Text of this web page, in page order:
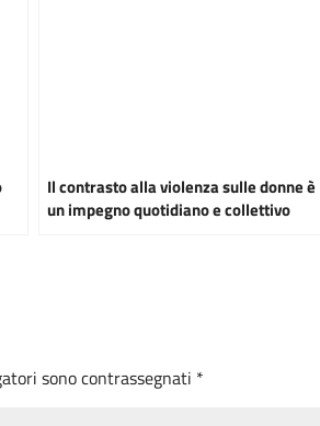
Il contrasto alla violenza sulle donne è
un impegno quotidiano e collettivo
sono contrassegnati *